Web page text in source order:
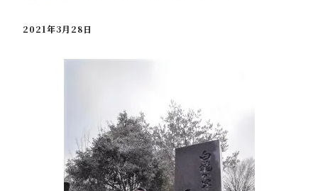
2021年3月28日